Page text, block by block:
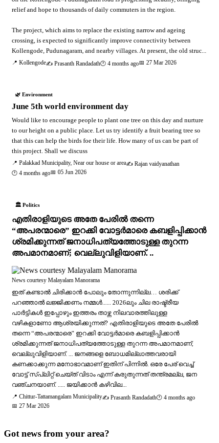
relief and hope to thousands of daily commuters in the region.
The project, which aims to replace the existing narrow and ageing
crossing, is expected to significantly improve connectivity between
Kollengode, Pudunagaram, and nearby villages. At present, the old struc...
📍 Kollengode✍️ Prasanth Randadath🕐 4 months ago📅 27 Mar 2026
🌿 Environment
June 5th world environment day
Would like to encourage people to plant one tree on this day and nurture
to our height on a public place. Let us try identify a fruit bearing tree so
that this can help the birds foe their life. How many of us can be part of
this project. Shall we discuss
📍 Palakkad Municipality, Near our house or area✍️ Rajan vaidyanathan
🕐 4 months ago📅 05 Jun 2026
🏛️ Politics
എതിരാളിയുടെ അതേ പേരിൽ തന്നെ
“അപരന്മാരെ” ഇറക്കി വോട്ടർമാരെ കബളിപ്പിക്കാൻ
ശ്രമിക്കുന്നത് ജനാധിപത്യത്തോടുള്ള തുറന്ന
അപമാനമാണ്; വെല്ലുവിളിയാണ്. ..
News courtesy Malayalam Manorama
ഇത് കണ്ടാൽ ചിരിക്കാൻ പോലും തോന്നുന്നില്ല… ശരിക്ക്
പറഞ്ഞാൽ ലജ്ജിക്കണം നമ്മൾ...... 2026ലും ചില രാഷ്ട്രീയ
പാർട്ടികൾ ഇപ്പോഴും ഇത്തരം താഴ്ന്ന നിലവാരത്തിലുള്ള
വഴികളാണോ ആശ്രയിക്കുന്നത്? എതിരാളിയുടെ അതേ പേരിൽ
തന്നെ “അപരന്മാരെ” ഇറക്കി വോട്ടർമാരെ കബളിപ്പിക്കാൻ
ശ്രമിക്കുന്നത് ജനാധിപത്യത്തോടുള്ള തുറന്ന അപമാനമാണ്;
വെല്ലുവിളിയാണ്. ... ജനങ്ങളെ ബോധമില്ലാത്തവരായി
കണക്കാക്കുന്ന മനോഭാവമാണ് ഇതിന് പിന്നിൽ. ഒരേ പേര് വെച്ച്
വോട്ട് സ്പ്ലിറ്റ് ചെയ്ത് വിടാം എന്ന് കരുതുന്നത് തന്ത്രമല്ല, ജന
വഞ്ചനയാണ്. ..... ജയിക്കാൻ കഴിവില...
📍 Chittur-Tattamangalam Municipality✍️ Prasanth Randadath🕐 4 months ago
📅 27 Mar 2026
Got news from your area?